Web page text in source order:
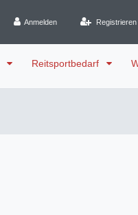
Anmelden Registrieren
Reitsportbedarf